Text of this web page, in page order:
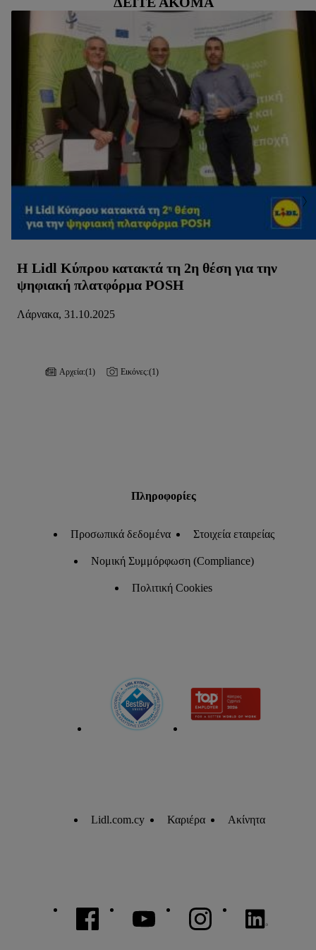
Η Lidl Κύπρου κατακτά τη 2η θέση για την
ψηφιακή πλατφόρμα POSH
Λάρνακα, 31.10.2025
Αρχεία:(1) Εικόνες:(1)
Πληροφορίες
Προσωπικά δεδομένα Στοιχεία εταιρείας
Νομική Συμμόρφωση (Compliance)
Πολιτική Cookies
Lidl.com.cy Καριέρα Ακίνητα